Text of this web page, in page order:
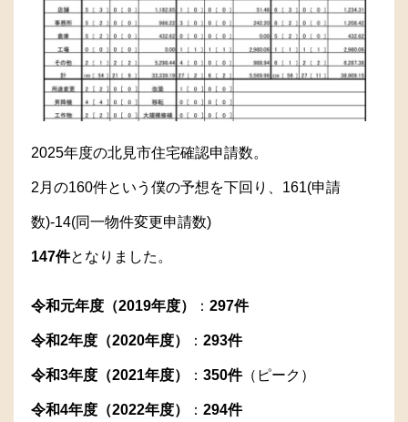
2025年度の北見市住宅確認申請数。
2月の160件という僕の予想を下回り、161(申請
数)-14(同一物件変更申請数)
147件となりました。
令和元年度（2019年度） ：297件
令和2年度（2020年度） ：293件
令和3年度（2021年度） ：350件（ピーク）
令和4年度（2022年度） ：294件